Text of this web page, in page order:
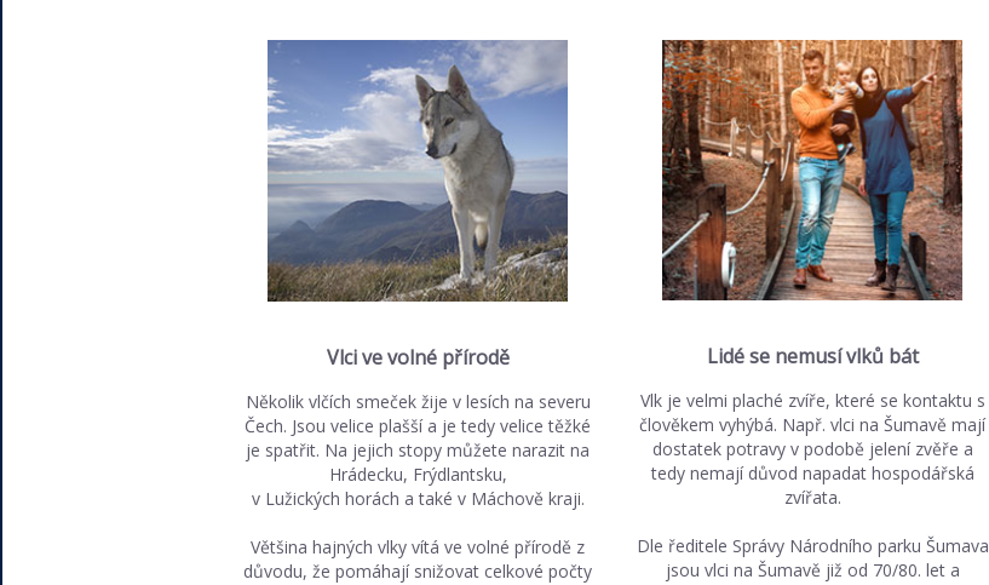
Vlci ve volné přírodě
Několik vlčích smeček žije v lesích na severu
Čech. Jsou velice plašší a je tedy velice těžké
je spatřit. Na jejich stopy můžete narazit na
Hrádecku, Frýdlantsku,
v Lužických horách a také v Máchově kraji.
Většina hajných vlky vítá ve volné přírodě z
důvodu, že pomáhají snižovat celkové počty
Lidé se nemusí vlků bát
Vlk je velmi plaché zvíře, které se kontaktu s
člověkem vyhýbá. Např. vlci na Šumavě mají
dostatek potravy v podobě jelení zvěře a
tedy nemají důvod napadat hospodářská
zvířata.
Dle ředitele Správy Národního parku Šumava
jsou vlci na Šumavě již od 70/80. let a